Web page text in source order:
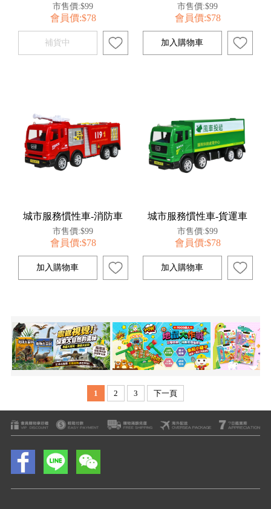
市售價:$99
會員價:$78
市售價:$99
會員價:$78
城市服務慣性車-消防車
市售價:$99
會員價:$78
城市服務慣性車-貨運車
市售價:$99
會員價:$78
1 2 3 下一頁